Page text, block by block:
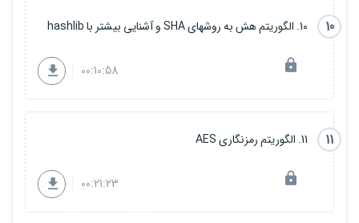
10 10. الگوریتم هش به روشهای SHA و آشنایی بیشتر با hashlib
00:10:58
11 11. الگوریتم رمزنگاری AES
00:21:23